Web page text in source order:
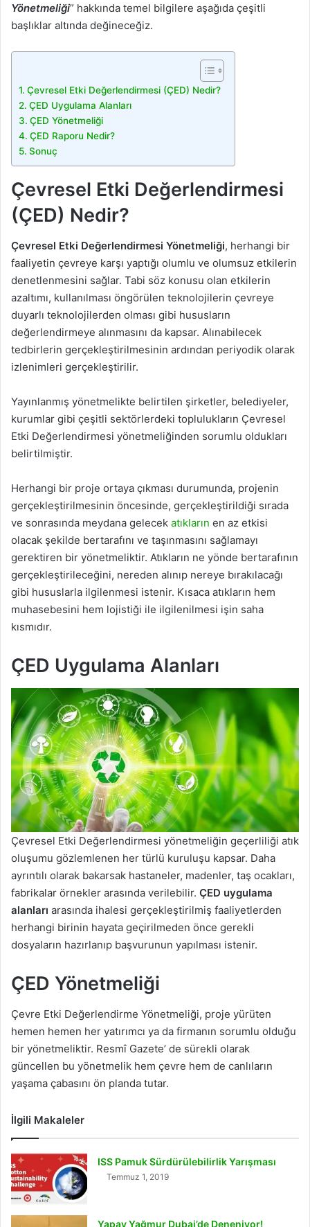
Yönetmeliği” hakkında temel bilgilere aşağıda çeşitli
başlıklar altında değineceğiz.
Çevresel Etki Değerlendirmesi (ÇED) Nedir?
ÇED Uygulama Alanları
ÇED Yönetmeliği
ÇED Raporu Nedir?
Sonuç
Çevresel Etki Değerlendirmesi
(ÇED) Nedir?
Çevresel Etki Değerlendirmesi Yönetmeliği, herhangi bir
faaliyetin çevreye karşı yaptığı olumlu ve olumsuz etkilerin
denetlenmesini sağlar. Tabi söz konusu olan etkilerin
azaltımı, kullanılması öngörülen teknolojilerin çevreye
duyarlı teknolojilerden olması gibi hususların
değerlendirmeye alınmasını da kapsar. Alınabilecek
tedbirlerin gerçekleştirilmesinin ardından periyodik olarak
izlenimleri gerçekleştirilir.
Yayınlanmış yönetmelikte belirtilen şirketler, belediyeler,
kurumlar gibi çeşitli sektörlerdeki toplulukların Çevresel
Etki Değerlendirmesi yönetmeliğinden sorumlu oldukları
belirtilmiştir.
Herhangi bir proje ortaya çıkması durumunda, projenin
gerçekleştirilmesinin öncesinde, gerçekleştirildiği sırada
ve sonrasında meydana gelecek atıkların en az etkisi
olacak şekilde bertarafını ve taşınmasını sağlamayı
gerektiren bir yönetmeliktir. Atıkların ne yönde bertarafının
gerçekleştirileceğini, nereden alınıp nereye bırakılacağı
gibi hususlarla ilgilenmesi istenir. Kısaca atıkların hem
muhasebesini hem lojistiği ile ilgilenilmesi işin saha
kısmıdır.
ÇED Uygulama Alanları
Çevresel Etki Değerlendirmesi yönetmeliğin geçerliliği atık
oluşumu gözlemlenen her türlü kuruluşu kapsar. Daha
ayrıntılı olarak bakarsak hastaneler, madenler, taş ocakları,
fabrikalar örnekler arasında verilebilir. ÇED uygulama
alanları arasında ihalesi gerçekleştirilmiş faaliyetlerden
herhangi birinin hayata geçirilmeden önce gerekli
dosyaların hazırlanıp başvurunun yapılması istenir.
ÇED Yönetmeliği
Çevre Etki Değerlendirme Yönetmeliği, proje yürüten
hemen hemen her yatırımcı ya da firmanın sorumlu olduğu
bir yönetmeliktir. Resmî Gazete’ de sürekli olarak
güncellen bu yönetmelik hem çevre hem de canlıların
yaşama çabasını ön planda tutar.
İlgili Makaleler
ISS Pamuk Sürdürülebilirlik Yarışması
Temmuz 1, 2019
Yapay Yağmur Dubai’de Deneniyor!